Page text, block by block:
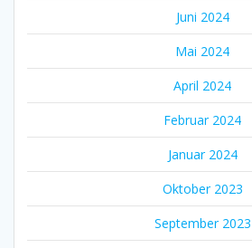
Juni 2024
Mai 2024
April 2024
Februar 2024
Januar 2024
Oktober 2023
September 2023